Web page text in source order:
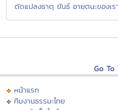
ดัดแปลงธาตุ ขันธ์ อายตนะของเ
Go To
หน้าแรก
ทีมงานธรรมะไทย